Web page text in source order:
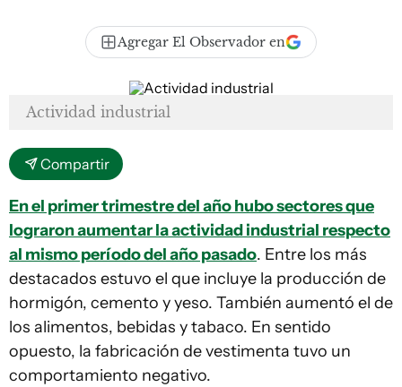
Agregar El Observador en
Actividad industrial
Compartir
En el primer trimestre del año hubo sectores que
lograron aumentar la actividad industrial respecto
al mismo período del año pasado. Entre los más
destacados estuvo el que incluye la producción de
hormigón, cemento y yeso. También aumentó el de
los alimentos, bebidas y tabaco. En sentido
opuesto, la fabricación de vestimenta tuvo un
comportamiento negativo.